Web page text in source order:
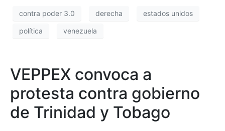
contra poder 3.0 derecha estados unidos
política venezuela
VEPPEX convoca a
protesta contra gobierno
de Trinidad y Tobago